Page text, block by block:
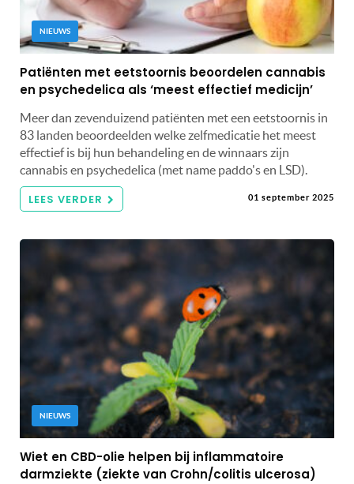
NIEUWS
Patiënten met eetstoornis beoordelen cannabis
en psychedelica als ‘meest effectief medicijn’
Meer dan zevenduizend patiënten met een eetstoornis in
83 landen beoordeelden welke zelfmedicatie het meest
effectief is bij hun behandeling en de winnaars zijn
cannabis en psychedelica (met name paddo's en LSD).
LEES VERDER 01 september 2025
NIEUWS
Wiet en CBD-olie helpen bij inflammatoire
darmziekte (ziekte van Crohn/colitis ulcerosa)